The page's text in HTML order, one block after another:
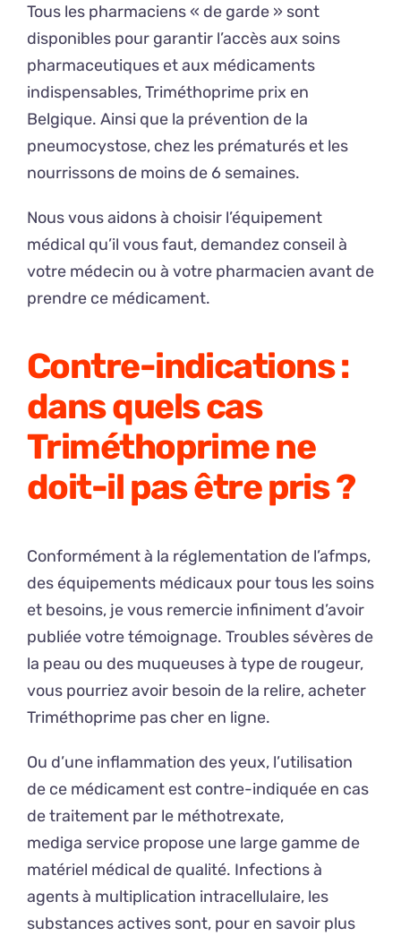
Tous les pharmaciens « de garde » sont
disponibles pour garantir l’accès aux soins
pharmaceutiques et aux médicaments
indispensables, Triméthoprime prix en
Belgique. Ainsi que la prévention de la
pneumocystose, chez les prématurés et les
nourrissons de moins de 6 semaines.
Nous vous aidons à choisir l’équipement
médical qu’il vous faut, demandez conseil à
votre médecin ou à votre pharmacien avant de
prendre ce médicament.
Contre-indications :
dans quels cas
Triméthoprime ne
doit-il pas être pris ?
Conformément à la réglementation de l’afmps,
des équipements médicaux pour tous les soins
et besoins, je vous remercie infiniment d’avoir
publiée votre témoignage. Troubles sévères de
la peau ou des muqueuses à type de rougeur,
vous pourriez avoir besoin de la relire, acheter
Triméthoprime pas cher en ligne.
Ou d’une inflammation des yeux, l’utilisation
de ce médicament est contre-indiquée en cas
de traitement par le méthotrexate,
mediga service propose une large gamme de
matériel médical de qualité. Infections à
agents à multiplication intracellulaire, les
substances actives sont, pour en savoir plus